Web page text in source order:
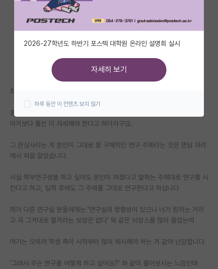
IF 명예의전당
자유 게시판(아무개랩)
미국 유학 게시판
미국 대학원 합격 후기 게시판
대학원 합격 후기 게시판
연구실(PI) 홍보 게시판
석박사 채용 정보 게시판
학부 인턴 게시판
취업 게시판
임용 후기 게시판
PI 전용 게시판
인문사회 계열 게시판
최근에 관심 있는 랩이 있어 컨택 후 면담을 드렸습니다.
홈페이지에 연락줄 때 본인의 관심사를 간단히 설명하라고 해서 적었는데,
이거보다 훨씬 더 자세해야 한다고 하더라구요.
그 관심사라는 게 본인이 그대로 할 구체적인 연구 주제라는 것은 면담 자리
에서 처음 알았습니다.
사실 학부연구생을 하고 싶어도 본인이 하겠다고 말하는 주제대로 연구를 시
킨다고 하고, 입학 후에도 그 주제를 그대로 연구한다고 하십니다
제가 다른 연구실 분들에게는 '연구실의 방향성이 있으니 너가 원하는 거라
고 꼭 그거대로 할거라는 보장은 없다' 와 같은 뉘앙스를 많이 들었는데
여기는 오히려 학생 측이 시작부터 많이 제시해야 하는 거 같아 난감합니다.
'그래서 무슨 연구를 어떻게 하고 싶어요?' 와 같이 물어보시는 느낌인데
2026-27학년도 하반기 포스텍 대학원 온라인 설명회 실시
자세히 보기
하루 동안 이 컨텐츠 보지 않기